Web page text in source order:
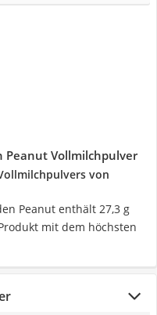
Peanut Vollmilchpulver
von
Peanut enthält 27,3 g
mit dem höchsten